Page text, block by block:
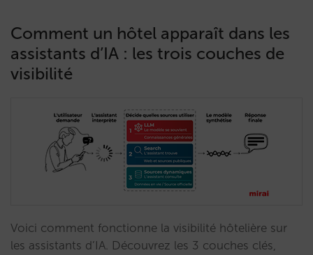
Comment un hôtel apparaît dans les
assistants d’IA : les trois couches de
visibilité
Voici comment fonctionne la visibilité hôtelière sur
les assistants d’IA. Découvrez les 3 couches clés,